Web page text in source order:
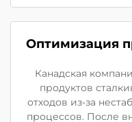
Оптимизация
Канадская
продуктов
отходов из-за
процессов. После